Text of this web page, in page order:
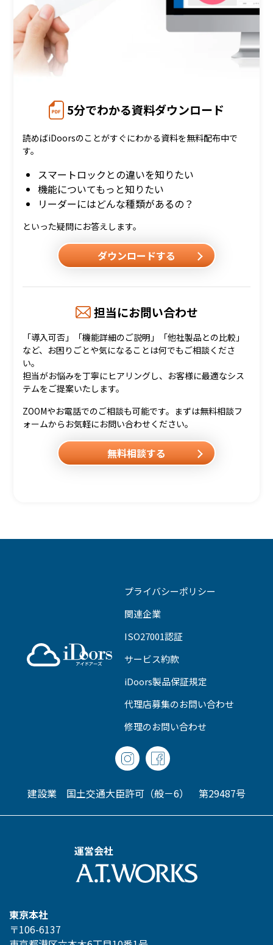
5分でわかる資料ダウンロード
読めばiDoorsのことがすぐにわかる資料を無料配布中で
す。
スマートロックとの違いを知りたい
機能についてもっと知りたい
リーダーにはどんな種類があるの？
といった疑問にお答えします。
ダウンロードする
担当にお問い合わせ
「導入可否」「機能詳細のご説明」「他社製品との比較」
など、お困りごとや気になることは何でもご相談くださ
い。
担当がお悩みを丁寧にヒアリングし、お客様に最適なシス
テムをご提案いたします。
ZOOMやお電話でのご相談も可能です。まずは無料相談フ
ォームからお気軽にお問い合わせください。
無料相談する
プライバシーポリシー
関連企業
ISO27001認証
サービス約款
iDoors製品保証規定
代理店募集のお問い合わせ
修理のお問い合わせ
建設業 国土交通大臣許可（般－6） 第29487号
運営会社
東京本社
〒106-6137